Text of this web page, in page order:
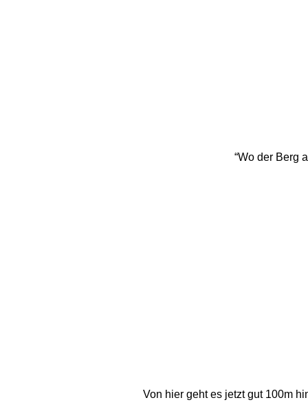
Von hier geht es jetzt gut 100m
“Wo der Berg